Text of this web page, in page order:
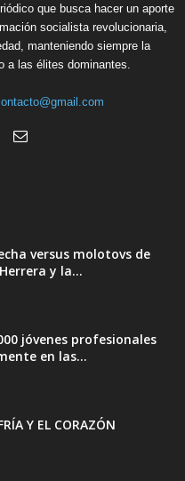
que busca hacer un aporte
socialista revolucionaria,
manteniendo siempre la
a las élites dominantes.
versus molotovs de
y la...
jóvenes profesionales
en las...
Y EL CORAZÓN